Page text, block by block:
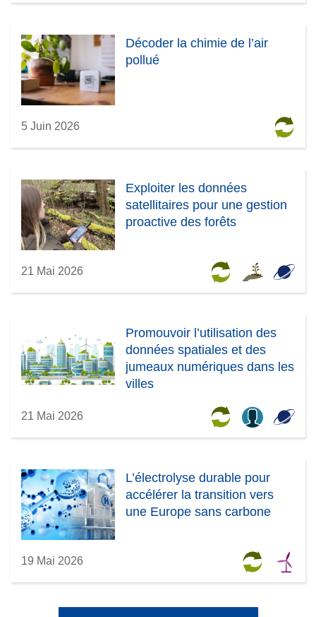
Décoder la chimie de l’air
pollué
5 Juin 2026
Exploiter les données
satellitaires pour une gestion
proactive des forêts
21 Mai 2026
Promouvoir l’utilisation des
données spatiales et des
jumeaux numériques dans les
villes
21 Mai 2026
L’électrolyse durable pour
accélérer la transition vers
une Europe sans carbone
19 Mai 2026